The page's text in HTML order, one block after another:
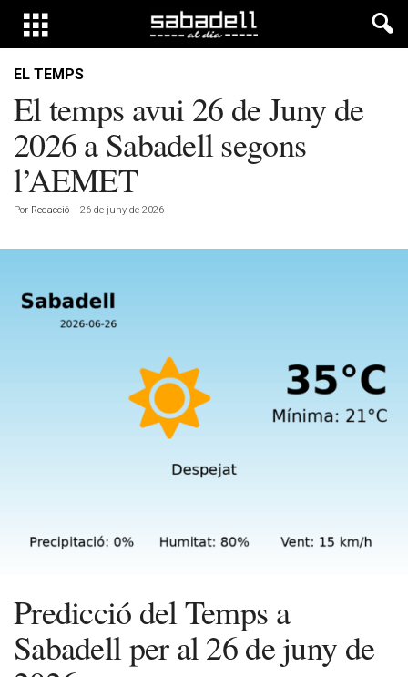
EL TEMPS
El temps avui 26 de Juny de
2026 a Sabadell segons
l’AEMET
Por Redacció - 26 de juny de 2026
Predicció del Temps a
Sabadell per al 26 de juny de